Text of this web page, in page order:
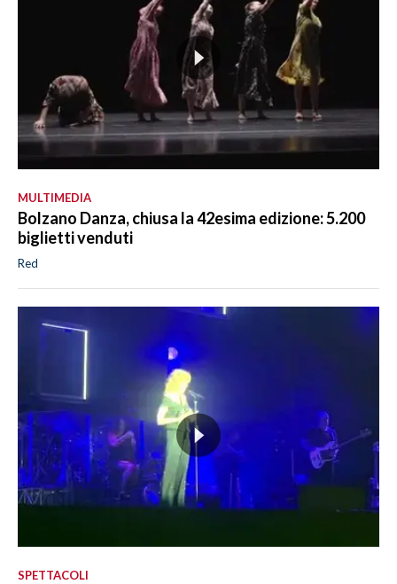
MULTIMEDIA
Bolzano Danza, chiusa la 42esima edizione: 5.200
biglietti venduti
Red
SPETTACOLI